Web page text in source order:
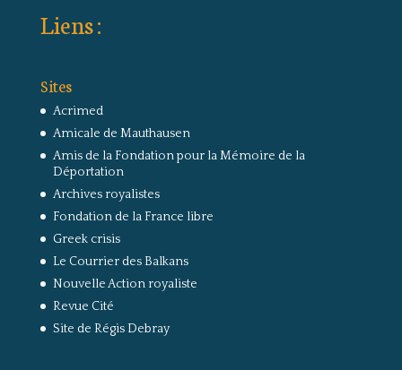
Liens :
Sites
Acrimed
Amicale de Mauthausen
Amis de la Fondation pour la Mémoire de la
Déportation
Archives royalistes
Fondation de la France libre
Greek crisis
Le Courrier des Balkans
Nouvelle Action royaliste
Revue Cité
Site de Régis Debray